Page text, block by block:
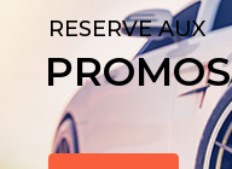
RESERVE AUX
PROMOS